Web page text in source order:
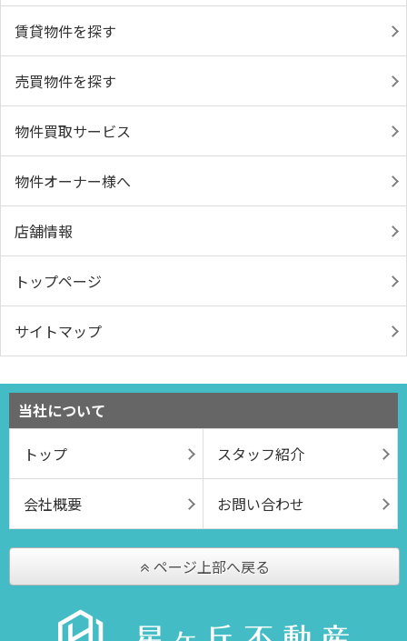
賃貸物件を探す
売買物件を探す
物件買取サービス
物件オーナー様へ
店舗情報
トップページ
サイトマップ
当社について
トップ
スタッフ紹介
会社概要 お問い合わせ
ページ上部へ戻る